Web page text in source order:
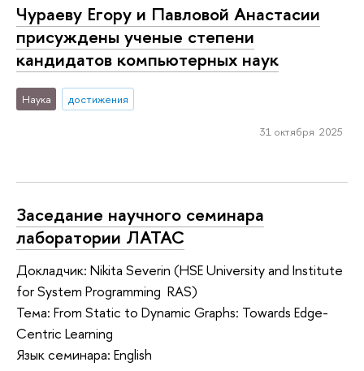
Чураеву Егору и Павловой Анастасии
присуждены ученые степени
кандидатов компьютерных наук
Наука достижения
31 октября 2025
Заседание научного семинара
лаборатории ЛАТАС
Докладчик: Nikita Severin (HSE University and Institute
for System Programming RAS)
Тема: From Static to Dynamic Graphs: Towards Edge-
Centric Learning
Язык семинара: English